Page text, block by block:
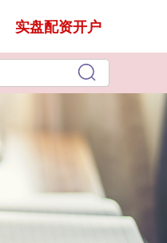
实盘配资开户